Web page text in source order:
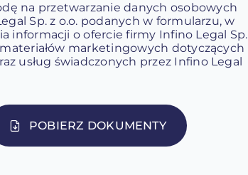
na przetwarzanie danych osobowych
Sp. z o.o. podanych w formularzu, w
informacji o ofercie firmy Infino Legal Sp.
materiałów marketingowych dotyczących
usług świadczonych przez Infino Legal
POBIERZ DOKUMENTY